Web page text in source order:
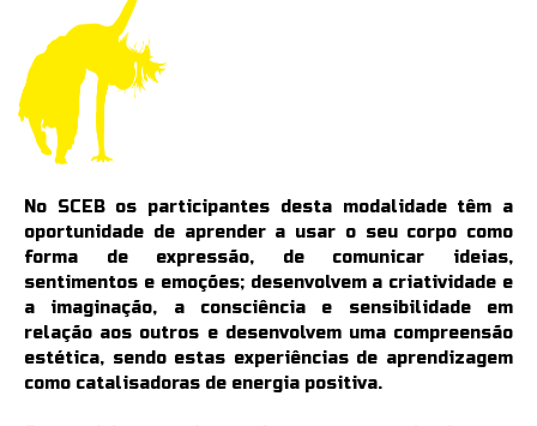
No SCEB os participantes desta modalidade têm a
oportunidade de aprender a usar o seu corpo como
forma de expressão, de comunicar ideias,
sentimentos e emoções; desenvolvem a criatividade e
a imaginação, a consciência e sensibilidade em
relação aos outros e desenvolvem uma compreensão
estética, sendo estas experiências de aprendizagem
como catalisadoras de energia positiva.